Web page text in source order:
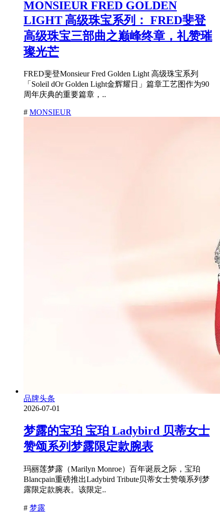
MONSIEUR FRED GOLDEN
LIGHT 高级珠宝系列： FRED斐登
高级珠宝三部曲之巅峰终章，礼赞璀
璨光芒
FRED斐登Monsieur Fred Golden Light 高级珠宝系列
「Soleil dOr Golden Light金辉耀日」篇章工艺图作为90
周年庆典的重要篇章，..
# MONSIEUR
品牌头条
2026-07-01
梦露的宝珀 宝珀 Ladybird 贝蒂女士
赞颂系列梦露限定款腕表
玛丽莲梦露（Marilyn Monroe）百年诞辰之际，宝珀
Blancpain重磅推出Ladybird Tribute贝蒂女士赞颂系列梦
露限定款腕表。该限定..
# 梦露